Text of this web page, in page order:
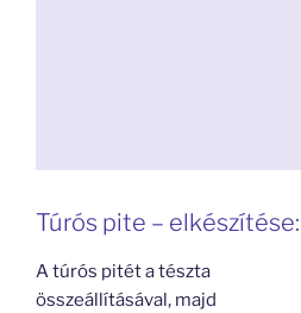
Túrós pite – elkészítése:
A túrós pitét a tészta
összeállításával, majd